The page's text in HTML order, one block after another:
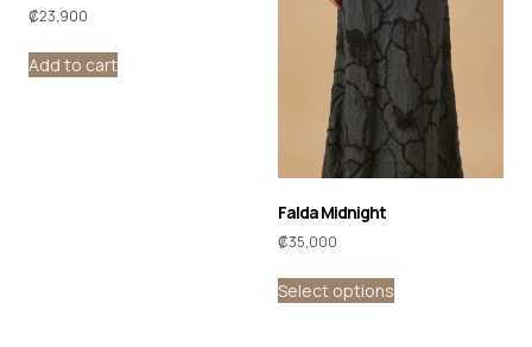
₡23,900
Add to cart
Falda Midnight
₡35,000
Select options